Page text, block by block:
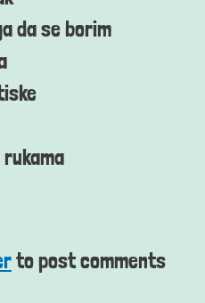
da se borim
to post comments